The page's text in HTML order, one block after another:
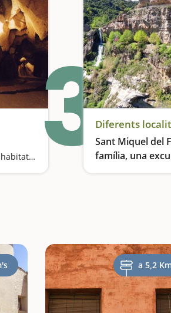
Un conjunt arqueològic habitat fa 6.000 anys 3Diferents
Sant Miquel del
família, una
a 5,2